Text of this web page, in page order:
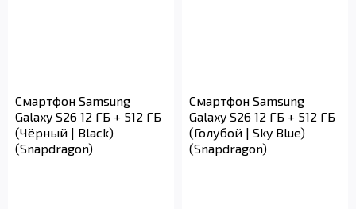
Смартфон Samsung
Galaxy S26 12 ГБ + 512 ГБ
(Чёрный | Black)
(Snapdragon)
Смартфон Samsung
Galaxy S26 12 ГБ + 512 ГБ
(Голубой | Sky Blue)
(Snapdragon)